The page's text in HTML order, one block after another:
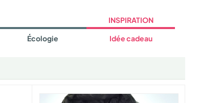
Écologie
INSPIRATION
Idée cadeau